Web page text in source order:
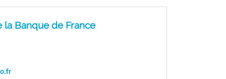
la Banque de France